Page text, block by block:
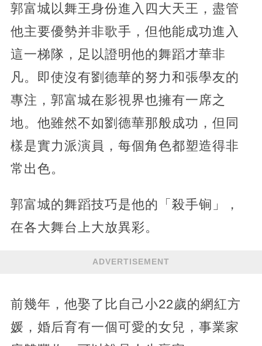
郭富城以舞王身份進入四大天王，盡管
他主要優勢并非歌手，但他能成功進入
這一梯隊，足以證明他的舞蹈才華非
凡。即使沒有劉德華的努力和張學友的
專注，郭富城在影視界也擁有一席之
地。他雖然不如劉德華那般成功，但同
樣是實力派演員，每個角色都塑造得非
常出色。
郭富城的舞蹈技巧是他的「殺手锏」，
在各大舞台上大放異彩。
ADVERTISEMENT
前幾年，他娶了比自己小22歲的網紅方
媛，婚后育有一個可愛的女兒，事業家